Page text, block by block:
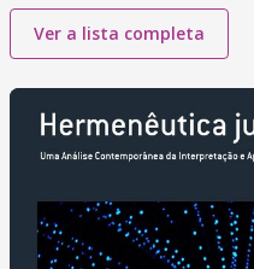
Ver a lista completa